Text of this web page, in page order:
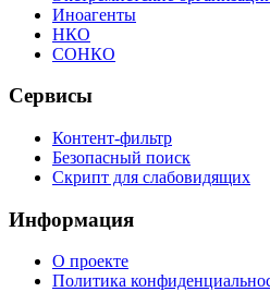
Иноагенты
НКО
СОНКО
Сервисы
Контент-фильтр
Безопасный поиск
Скрипт для слабовидящих
Информация
О проекте
Политика